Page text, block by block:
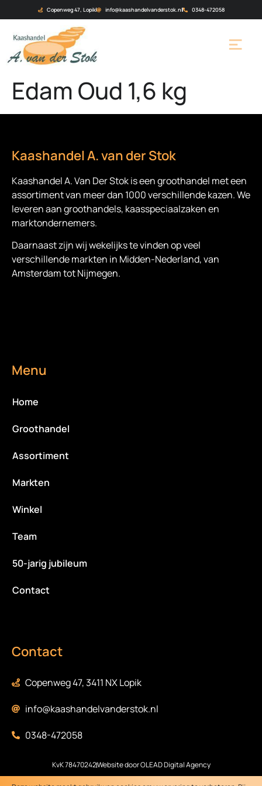
Copenweg 47, Lopik info@kaashandelvanderstok.nl 0348-472058
Edam Oud 1,6 kg
Kaashandel A. van der Stok
Kaashandel A. Van Der Stok is eengroothandel met een
assortiment van meer dan 1000 verschillende kazen. We
leveren aan groothandels, kaasspeciaalzaken en
marktondernemers.
Daarnaast zijn wij wekelijks te vinden op veel
verschillende markten in Midden-Nederland, van
Amsterdam tot Nijmegen.
Menu
Home
Groothandel
Assortiment
Markten
Winkel
Team
50-jarig jubileum
Contact
Contact
Copenweg 47, 3411 NX Lopik
info@kaashandelvanderstok.nl
0348-472058
KvK 78470242Website door OLEAD Digital Agency